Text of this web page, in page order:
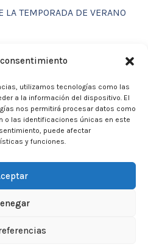
utilizamos tecnologías como las
a la información del dispositivo. El
nos permitirá procesar datos como
o las identificaciones únicas en este
puede afectar
y funciones.
TEMPORADA DE VERANO
VERANO 2026 – CLUB